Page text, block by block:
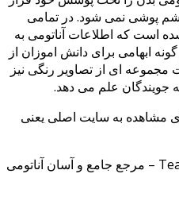
پوشی نمی شود. در تمامی
است که اطلاعات آناتومی به
ابهامی برای دانش اموزان از
مجموعه ای از تصاویر رنگی نیز
جویندگان علم می دهد.
مشاهده به سایت اصلی یعنی
دانلود Teach Me Anatomy Pro 5.8 – مرجع جامع و آسان آناتومی